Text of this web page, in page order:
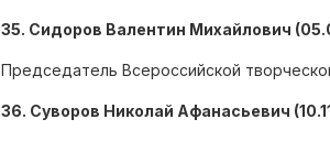
35. Сидоров Валентин Михайлович
Председатель Всероссийской
36. Суворов Николай Афанасьевич